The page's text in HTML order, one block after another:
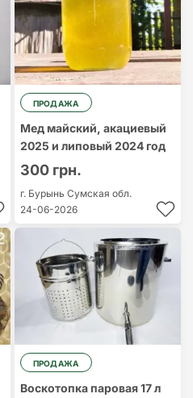
ПРОДАЖА
Мед майский, акациевый
2025 и липовый 2024 год
300 грн.
г. Бурынь Сумская обл.
24-06-2026
ПРОДАЖА
Воскотопка паровая 17 л